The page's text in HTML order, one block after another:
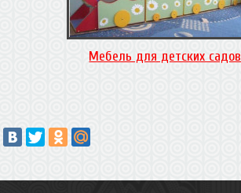
Мебель для детских садов